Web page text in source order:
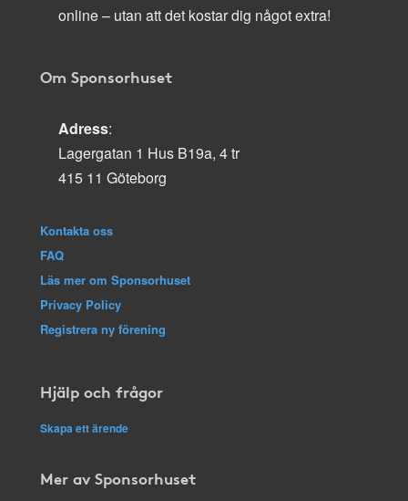
online – utan att det kostar dig något extra!
Om Sponsorhuset
Adress:
Lagergatan 1 Hus B19a, 4 tr
415 11 Göteborg
Kontakta oss
FAQ
Läs mer om Sponsorhuset
Privacy Policy
Registrera ny förening
Hjälp och frågor
Skapa ett ärende
Mer av Sponsorhuset